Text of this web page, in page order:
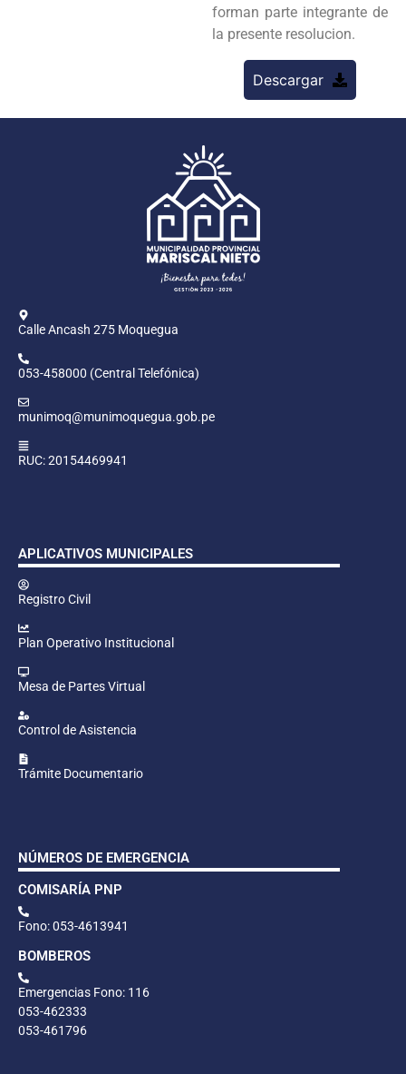
forman parte integrante de
la presente resolucion.
Descargar
Calle Ancash 275 Moquegua
053-458000 (Central Telefónica)
munimoq@munimoquegua.gob.pe
RUC: 20154469941
APLICATIVOS MUNICIPALES
Registro Civil
Plan Operativo Institucional
Mesa de Partes Virtual
Control de Asistencia
Trámite Documentario
NÚMEROS DE EMERGENCIA
COMISARÍA PNP
Fono: 053-4613941
BOMBEROS
Emergencias Fono: 116
053-462333
053-461796